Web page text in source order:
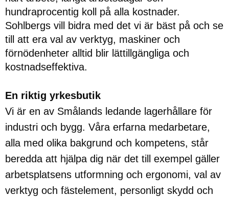
hundraprocentig koll på alla kostnader.
Sohlbergs vill bidra med det vi är bäst på och se
till att era val av verktyg, maskiner och
förnödenheter alltid blir lättillgängliga och
kostnadseffektiva.
En riktig yrkesbutik
Vi är en av Smålands ledande lagerhållare för
industri och bygg. Våra erfarna medarbetare,
alla med olika bakgrund och kompetens, står
beredda att hjälpa dig när det till exempel gäller
arbetsplatsens utformning och ergonomi, val av
verktyg och fästelement, personligt skydd och